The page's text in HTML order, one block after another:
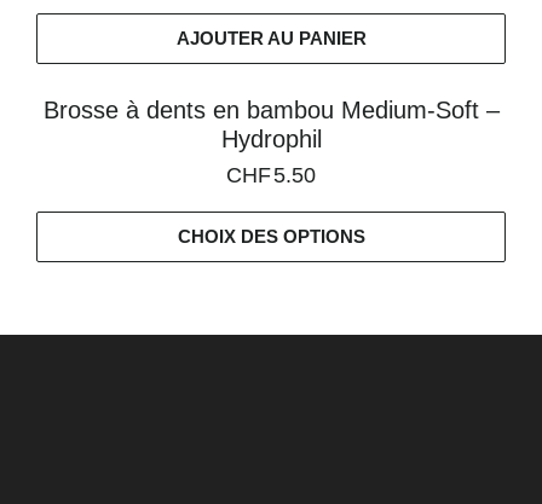
AJOUTER AU PANIER
Brosse à dents en bambou Medium-Soft –
Hydrophil
CHF5.50
CHOIX DES OPTIONS